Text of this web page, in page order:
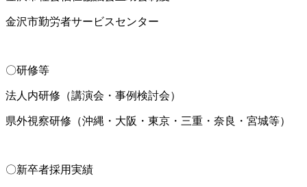
金沢市勤労者サービスセンター
〇研修等
法人内研修（講演会・事例検討会）
県外視察研修（沖縄・大阪・東京・三重・奈良・宮城等）
〇新卒者採用実績